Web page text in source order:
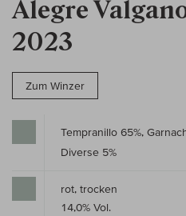
Alegre
2023
Zum Winzer
Tempranillo 65%,
Diverse 5%
rot, trocken
14,0% Vol.